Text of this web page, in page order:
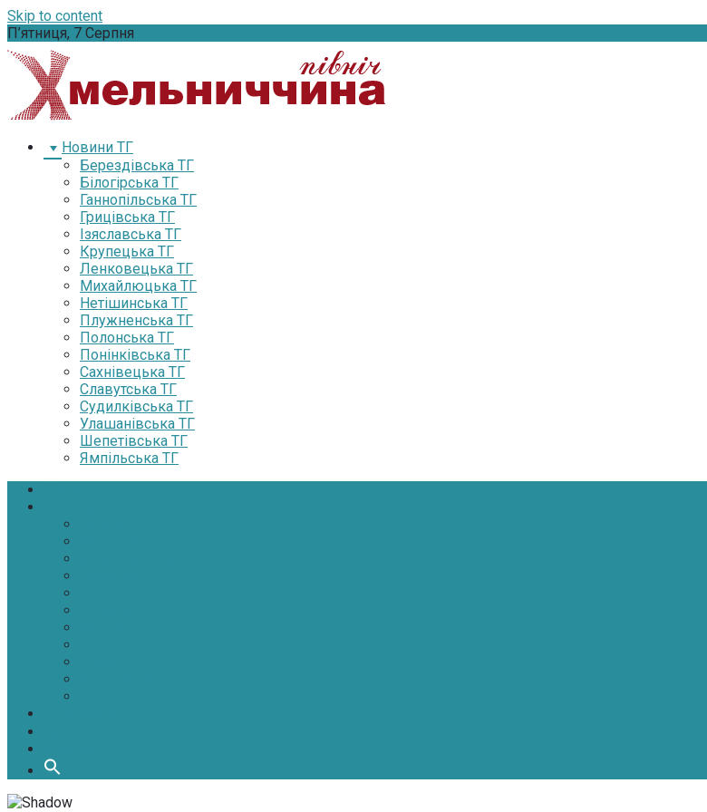
Skip to content
П’ятниця, 7 Серпня
Новини ТГ
Берездівська ТГ
Білогірська ТГ
Ганнопільська ТГ
Грицівська ТГ
Ізяславська ТГ
Крупецька ТГ
Ленковецька ТГ
Михайлюцька ТГ
Нетішинська ТГ
Плужненська ТГ
Полонська ТГ
Понінківська ТГ
Сахнівецька ТГ
Славутська ТГ
Судилківська ТГ
Улашанівська ТГ
Шепетівська ТГ
Ямпільська ТГ